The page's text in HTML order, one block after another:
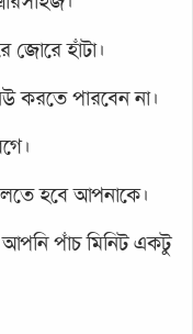
জোরে হাঁটা।
করতে পারবেন না।
হবে আপনাকে।
পাঁচ মিনিট একটু